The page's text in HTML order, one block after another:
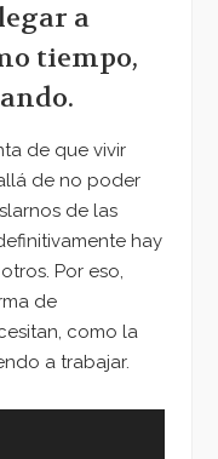
a
tiempo,
de que vivir
de no poder
de las
hay
Por eso,
de
como la
a trabajar.